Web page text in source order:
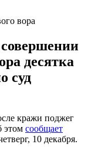
вора
десятка
суд
кражи поджег
этом сообщает
10 декабря.